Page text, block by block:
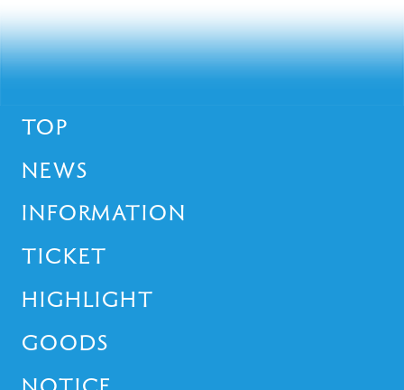
TOP
NEWS
INFORMATION
TICKET
HIGHLIGHT
GOODS
NOTICE